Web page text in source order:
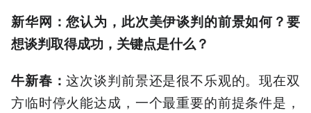
新华网：您认为，此次美伊谈判的前景如何？要
想谈判取得成功，关键点是什么？
牛新春：这次谈判前景还是很不乐观的。现在双
方临时停火能达成，一个最重要的前提条件是，